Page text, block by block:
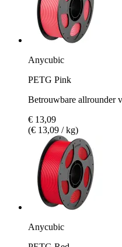
Anycubic
PETG Pink
Betrouwbare allrounder
€ 13,09
(€ 13,09 / kg)
Anycubic